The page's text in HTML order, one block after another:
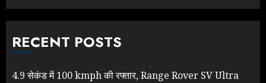
RECENT POSTS
4.9 सेकंड में 100 kmph की रफ्तार, Range Rover SV Ultra